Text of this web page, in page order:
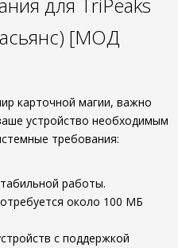
[МОД
карточной магии, важно
устройство необходимым
требования:
работы.
около 100 МБ
с поддержкой